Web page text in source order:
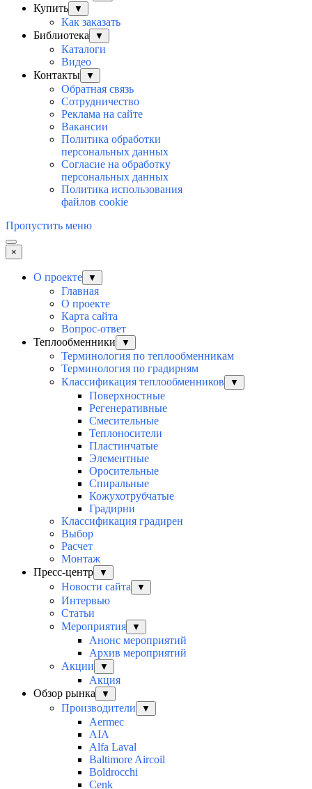
Купить ▼
Как заказать
Библиотека
▼
Каталоги
Видео
Контакты
▼
Обратная связь
Сотрудничество
Реклама на сайте
Вакансии
Политика обработки
персональных данных
Согласие на обработку
персональных данных
Политика использования
файлов cookie
Пропустить меню
×
О проекте ▼
Главная
О проекте
Карта сайта
Вопрос-ответ
Теплообменники
▼
Терминология по теплообменникам
Терминология по градирням
Классификация теплообменников
▼
Поверхностные
Регенеративные
Смесительные
Теплоносители
Пластинчатые
Элементные
Оросительные
Спиральные
Кожухотрубчатые
Градирни
Классификация градирен
Выбор
Расчет
Монтаж
Пресс-центр
▼
Новости сайта ▼
Интервью
Статьи
Мероприятия
▼
Анонс мероприятий
Архив мероприятий
Акции
▼
Акция
Обзор рынка
▼
Производители ▼
Aermec
AIA
Alfa Laval
Baltimore Aircoil
Boldrocchi
Cenk